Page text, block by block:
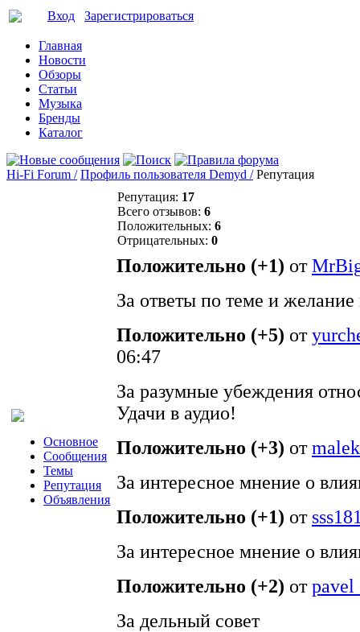
Вход Зарегистрироваться
Главная
Новости
Обзоры
Статьи
Музыка
Бренды
Каталог
Hi-Fi Forum / Профиль пользователя Demyd / Репутация
Основное
Сообщения
Темы
Репутация
Объявления
Репутация: 17
Всего отзывов: 6
Положительных: 6
Отрицательных: 0
Положительно (+1) от
За ответы по теме и
Положительно (+5) от
06:47
За разумные убеждения
Удачи в аудио!
Положительно (+3) от
За интересное мнение о
Положительно (+1) от
За интересное мнение о
Положительно (+2) отpavel
За дельный совет